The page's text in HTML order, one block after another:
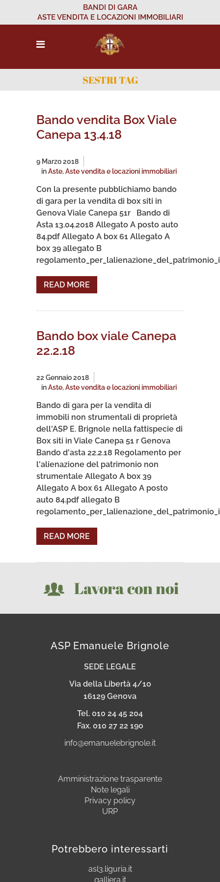
BANDI DI GARA
ASTE VENDITA E LOCAZIONI IMMOBILIARI
SESTRI TAG
Bando vendita Box Viale
Canepa 13.4.18
9 Marzo 2018
inAste,Aste vendita e locazioni immobiliari
Con la presente pubblichiamo bando
di gara per la vendita di box siti in
Genova Viale Canepa 51r Bando di
Asta 13.04.2018 Allegato A posto auto
84.pdf Allegato A box 61 Allegato A
box 39 allegato B
READ MORE
Bando box viale Canepa
22.2.18
22 Gennaio 2018
inAste,Aste vendita e locazioni immobiliari
Bando di gara per la vendita di
immobili non strumentali di proprietà
dell'ASP E. Brignole nella fattispecie di
Box siti in Viale Canepa 51 r Genova
Bando d'asta 22.2.18 Regolamento per
l'alienazione del patrimonio non
strumentale Allegato A box 39
Allegato A box 61 Allegato A posto
auto 84.pdf allegato B
READ MORE
Lavora con noi
ASP Emanuele Brignole
SEDE LEGALE
Via della Libertà 4/1o
16129 Genova
Tel. 010 24 45 204
Fax. 010 27 22 190
info@emanuelebrignole.it
Amministrazione trasparente
Note legali
Privacy policy
URP
Potrebbero interessarti
asl3.liguria.it
galliera.it